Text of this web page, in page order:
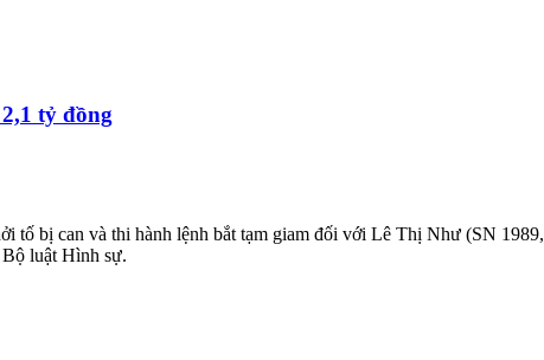
tỷ đồng
tố bị can và thi hành lệnh bắt tạm giam đối với Lê Thị Như (SN
luật Hình sự.